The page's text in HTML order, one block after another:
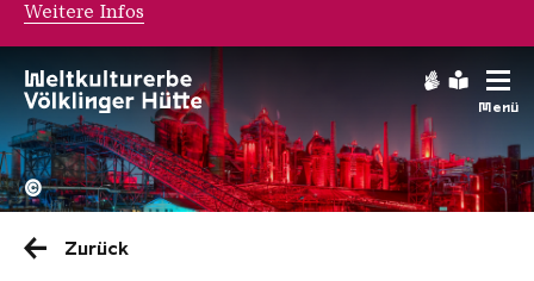
Menü
Hochofengruppe in Rot
Copyright:
©
Zurück
Weitere Infos